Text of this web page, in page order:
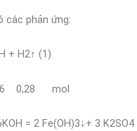
các phản ứng:
+ H2↑ (1)
0,28 mol
= 2 Fe(OH)3↓+ 3 K2SO4